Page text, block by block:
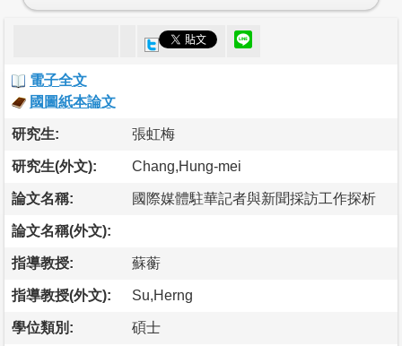
電子全文
國圖紙本論文
研究生: 張虹梅
研究生(外文): Chang,Hung-mei
論文名稱: 國際媒體駐華記者與新聞採訪工作探析
論文名稱(外文):
指導教授: 蘇蘅
指導教授(外文): Su,Herng
學位類別: 碩士